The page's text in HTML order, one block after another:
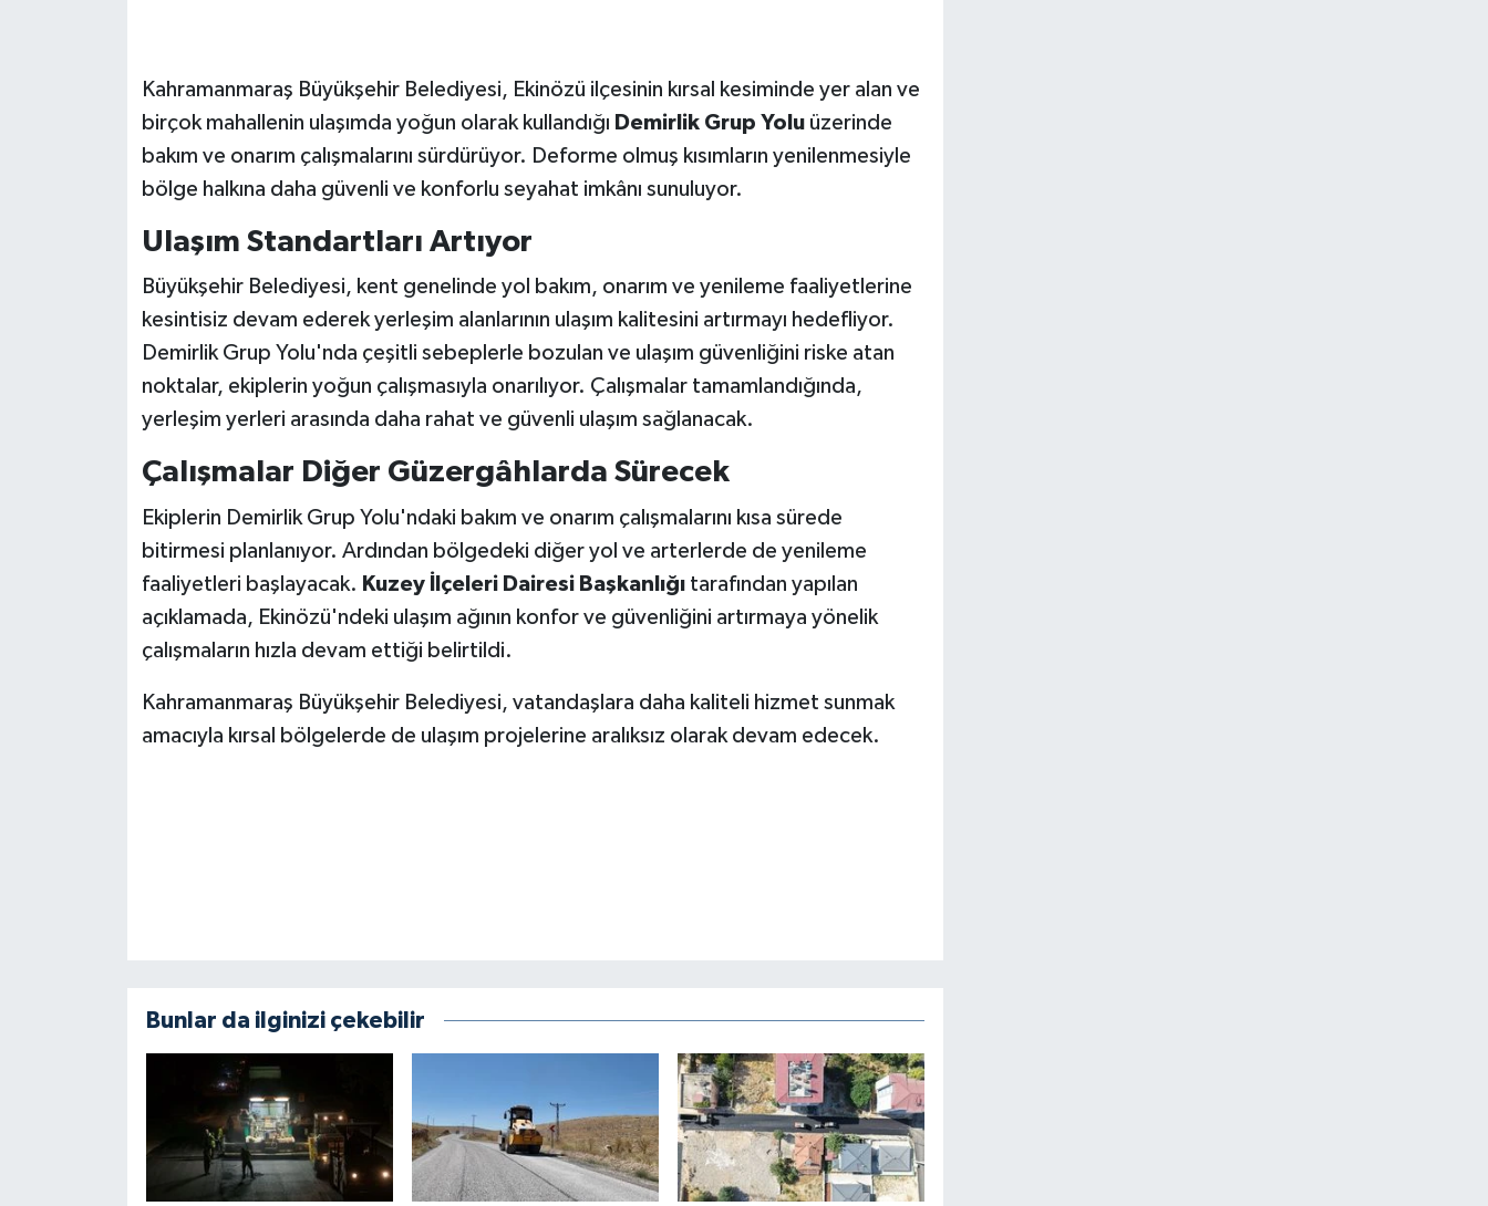
Kahramanmaraş Büyükşehir Belediyesi, Ekinözü ilçesinin kırsal kesiminde yer alan ve
birçok mahallenin ulaşımda yoğun olarak kullandığı Demirlik Grup Yoluüzerinde
bakım ve onarım çalışmalarını sürdürüyor. Deforme olmuş kısımların yenilenmesiyle
bölge halkına daha güvenli ve konforlu seyahat imkânı sunuluyor.
Ulaşım Standartları Artıyor
Büyükşehir Belediyesi, kent genelinde yol bakım, onarım ve yenileme faaliyetlerine
kesintisiz devam ederek yerleşim alanlarının ulaşım kalitesini artırmayı hedefliyor.
Demirlik Grup Yolu'nda çeşitli sebeplerle bozulan ve ulaşım güvenliğini riske atan
noktalar, ekiplerin yoğun çalışmasıyla onarılıyor. Çalışmalar tamamlandığında,
yerleşim yerleri arasında daha rahat ve güvenli ulaşım sağlanacak.
Çalışmalar Diğer Güzergâhlarda Sürecek
Ekiplerin Demirlik Grup Yolu'ndaki bakım ve onarım çalışmalarını kısa sürede
bitirmesi planlanıyor. Ardından bölgedeki diğer yol ve arterlerde de yenileme
faaliyetleri başlayacak. Kuzey İlçeleri Dairesi Başkanlığıtarafından yapılan
açıklamada, Ekinözü'ndeki ulaşım ağının konfor ve güvenliğini artırmaya yönelik
çalışmaların hızla devam ettiği belirtildi.
Kahramanmaraş Büyükşehir Belediyesi, vatandaşlara daha kaliteli hizmet sunmak
amacıyla kırsal bölgelerde de ulaşım projelerine aralıksız olarak devam edecek.
Bunlar da ilginizi çekebilir
BİLİMNET
SİVİL TOPLUM
KİM KİMDİR
HEDEF2020
OTOMOBİL
BİLİM TEKNOLOJİ